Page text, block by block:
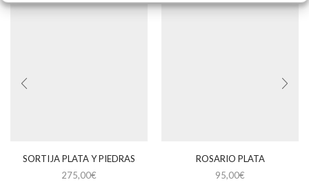
SORTIJA PLATA Y PIEDRAS
275,00€
ROSARIO PLATA
95,00€